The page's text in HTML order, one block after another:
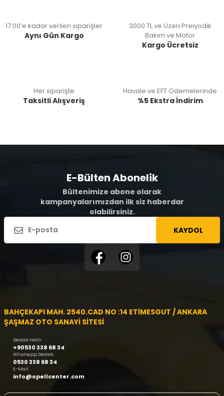
17:00’e kadar verilen siparişler
Aynı Gün Kargo
3000 TL ve Üzeri Preiyodik
Bakım ve Motor
Kargo Ücretsiz
Her siparişte
Taksitli Alışveriş
Havale ve EFT Ödemelerinde
%5 Ekstra İndirim
E-Bülten Abonelik
Bültenimize abone olarak
kampanyalarımızdan ilk siz haberdar
olabilirsiniz.
KAYDOL
BAHÇEKAPI MAH. 2540.CAD NO :14 ETİMESGUT / ANKARA
ŞAŞMAZ OTO SANAYİ SİTESİ
Destek Hattı
+90530 338 68 34
Whatsapp Destek
0530 338 68 34
E-Mail
info@opellcenter.com